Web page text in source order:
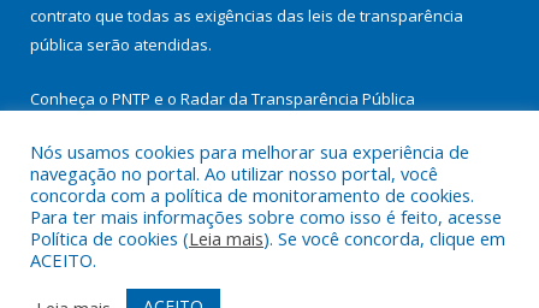
contrato que todas as exigências das leis de transparência
pública serão atendidas.
Conheça o PNTP e o Radar da Transparência Pública
Todos os direitos reservados a Prefeitura Municipal de
Cachoeira do Arari.
Nós usamos cookies para melhorar sua experiência de
navegação no portal. Ao utilizar nosso portal, você
concorda com a política de monitoramento de cookies.
Para ter mais informações sobre como isso é feito, acesse
Política de cookies (Leia mais). Se você concorda, clique em
ACEITO.